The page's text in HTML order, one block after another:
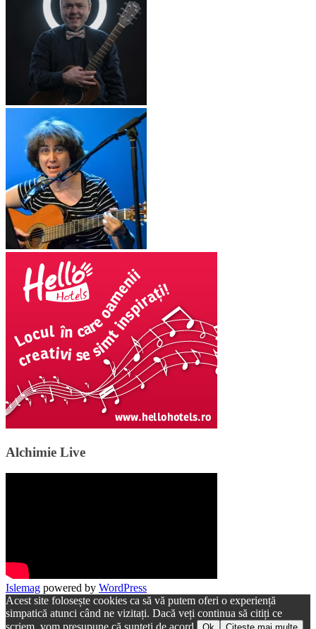
Alchimie Live
Islemag powered by WordPress
Acest site folosește cookies ca să vă putem oferi o experiență
simpatică atunci când ne vizitați. Dacă veți continua să citiți ce